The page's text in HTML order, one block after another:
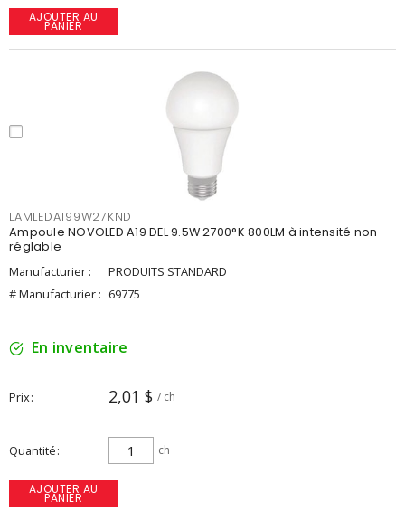
AJOUTER AU
PANIER
LAMLEDA199W27KND
Ampoule NOVOLED A19 DEL 9.5W 2700°K 800LM à intensité non
réglable
Manufacturier :
PRODUITS STANDARD
# Manufacturier : 69775
En inventaire
Prix 2,01 $ / ch
Quantité ch
AJOUTER AU
PANIER